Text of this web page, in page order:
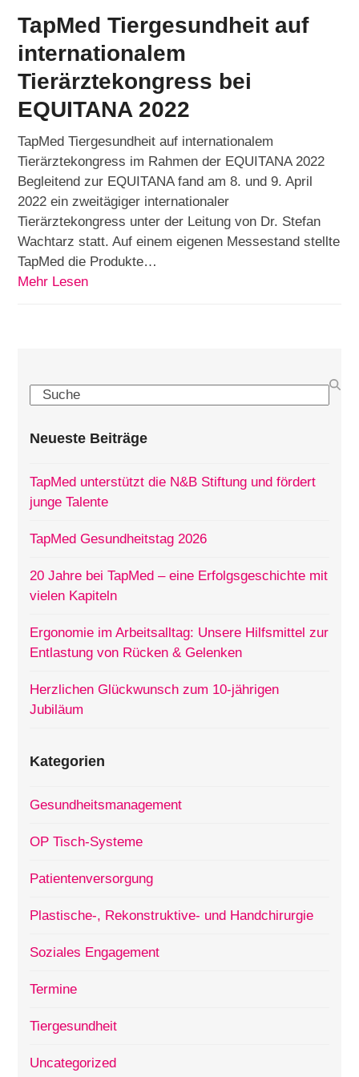
TapMed Tiergesundheit auf
internationalem
Tierärztekongress bei
EQUITANA 2022
TapMed Tiergesundheit auf internationalem
Tierärztekongress im Rahmen der EQUITANA 2022
Begleitend zur EQUITANA fand am 8. und 9. April
2022 ein zweitägiger internationaler
Tierärztekongress unter der Leitung von Dr. Stefan
Wachtarz statt. Auf einem eigenen Messestand stellte
TapMed die Produkte…
Mehr Lesen
Search
Neueste Beiträge
TapMed unterstützt die N&B Stiftung und fördert
junge Talente
TapMed Gesundheitstag 2026
20 Jahre bei TapMed – eine Erfolgsgeschichte mit
vielen Kapiteln
Ergonomie im Arbeitsalltag: Unsere Hilfsmittel zur
Entlastung von Rücken & Gelenken
Herzlichen Glückwunsch zum 10-jährigen
Jubiläum
Kategorien
Gesundheitsmanagement
OP Tisch-Systeme
Patientenversorgung
Plastische-, Rekonstruktive- und Handchirurgie
Soziales Engagement
Termine
Tiergesundheit
Uncategorized